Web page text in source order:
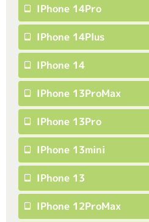
IPhone 14Pro
IPhone 14Plus
IPhone 14
IPhone 13ProMax
IPhone 13Pro
IPhone 13mini
IPhone 13
IPhone 12ProMax